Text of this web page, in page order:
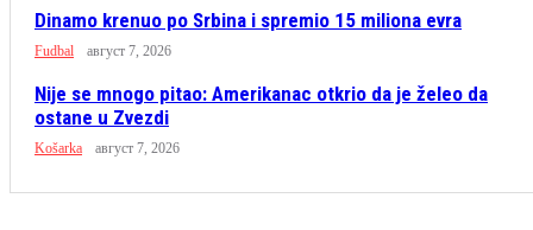
Dinamo krenuo po Srbina i spremio 15 miliona evra
Fudbal август 7, 2026
Nije se mnogo pitao: Amerikanac otkrio da je želeo da
ostane u Zvezdi
Košarka август 7, 2026